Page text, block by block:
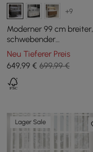
+9
Moderner 99 cm breiter,
schwebender
Einzelwaschtisch in
Schwarz mit
Sintersteinplatte und
Waschbecken
Neu Tieferer Preis
649,99 € 699,99 €
Lager Sale